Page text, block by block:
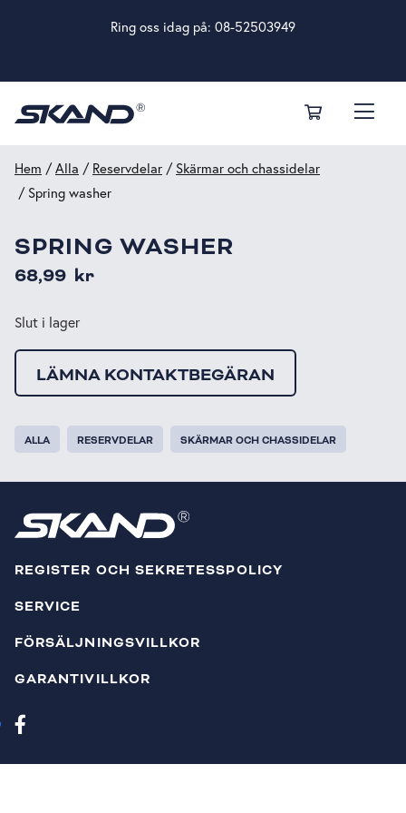
Ring oss idag på: 08-52503949
Hem /Alla / Reservdelar / Skärmar och chassidelar
/ Spring washer
SPRING WASHER
68,99 kr
Slut i lager
LÄMNA KONTAKTBEGÄRAN
ALLA RESERVDELAR SKÄRMAR OCH CHASSIDELAR
REGISTER OCH SEKRETESSPOLICY
SERVICE
FÖRSÄLJNINGSVILLKOR
GARANTIVILLKOR